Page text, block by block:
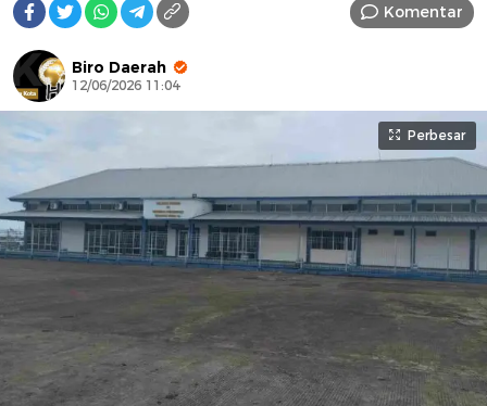
Komentar
Biro Daerah
12/06/2026 11:04
Perbesar